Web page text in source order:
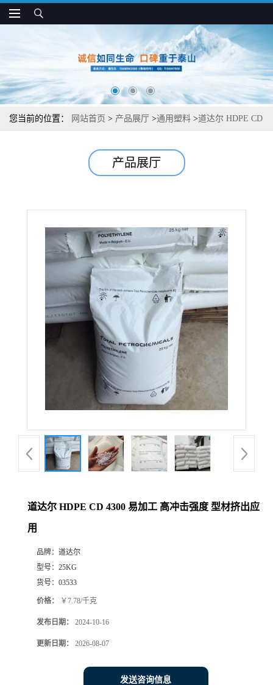
您当前的位置： 网站首页 > 产品展厅 >通用塑料 >道达尔 HDPE CD
产品展厅
道达尔 HDPE CD 4300 易加工 高冲击强度 型材挤出应
用
品牌： 道达尔
型号： 25KG
货号： 03533
价格： ￥7.78/千克
发布日期： 2024-10-16
更新日期： 2026-08-07
发送咨询信息